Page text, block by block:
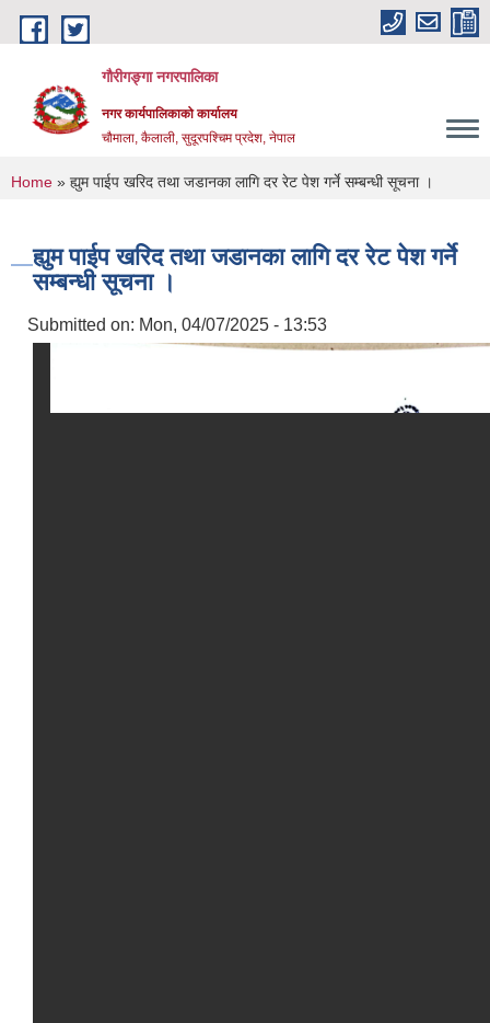
Skip to main content
गौरीगङ्गा नगरपालिका
नगर कार्यपालिकाको कार्यालय
चौमाला, कैलाली, सुदूरपश्चिम प्रदेश, नेपाल
You are here
Home » ह्युम पाईप खरिद तथा जडानका लागि दर रेट पेश गर्ने सम्बन्धी सूचना ।
ह्युम पाईप खरिद तथा जडानका लागि दर रेट पेश गर्ने
सम्बन्धी सूचना ।
Submitted on: Mon, 04/07/2025 - 13:53